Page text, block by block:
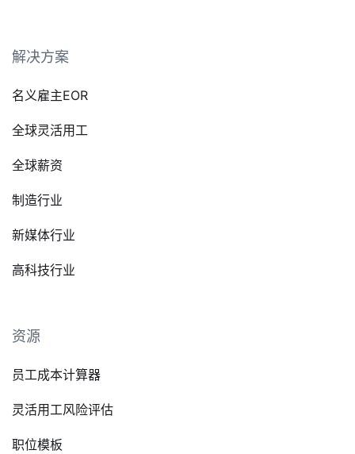
解决方案
名义雇主EOR
全球灵活用工
全球薪资
制造行业
新媒体行业
高科技行业
资源
员工成本计算器
灵活用工风险评估
职位模板